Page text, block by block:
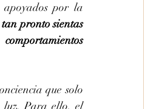
apoyados por la
pronto sientas
que solo
luz. Para ello, el